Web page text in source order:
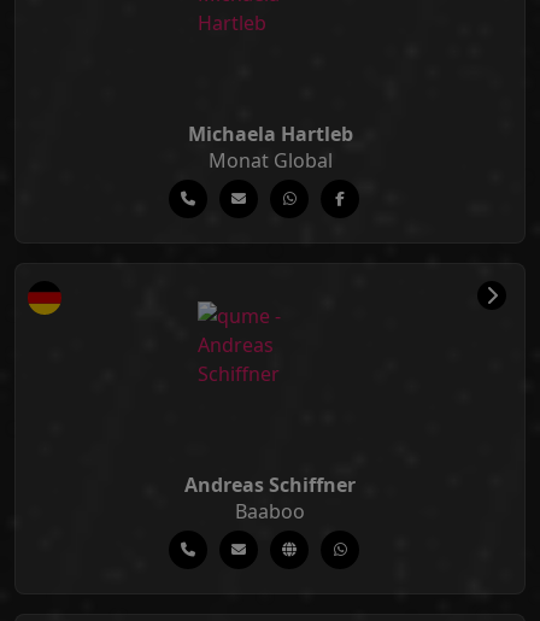
Michaela Hartleb
Monat Global
Andreas Schiffner
Baaboo